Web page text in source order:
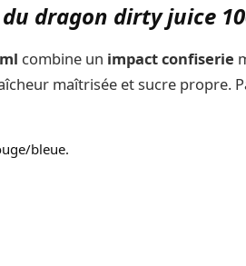
dragon dirty juice
combine un impact confiserie
maîtrisée et sucre propre.
bleue.